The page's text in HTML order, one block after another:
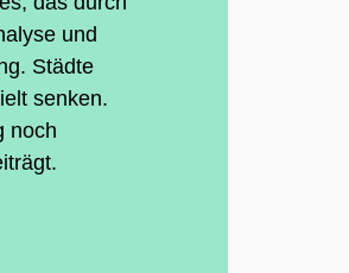
und
Städte
senken.
noch